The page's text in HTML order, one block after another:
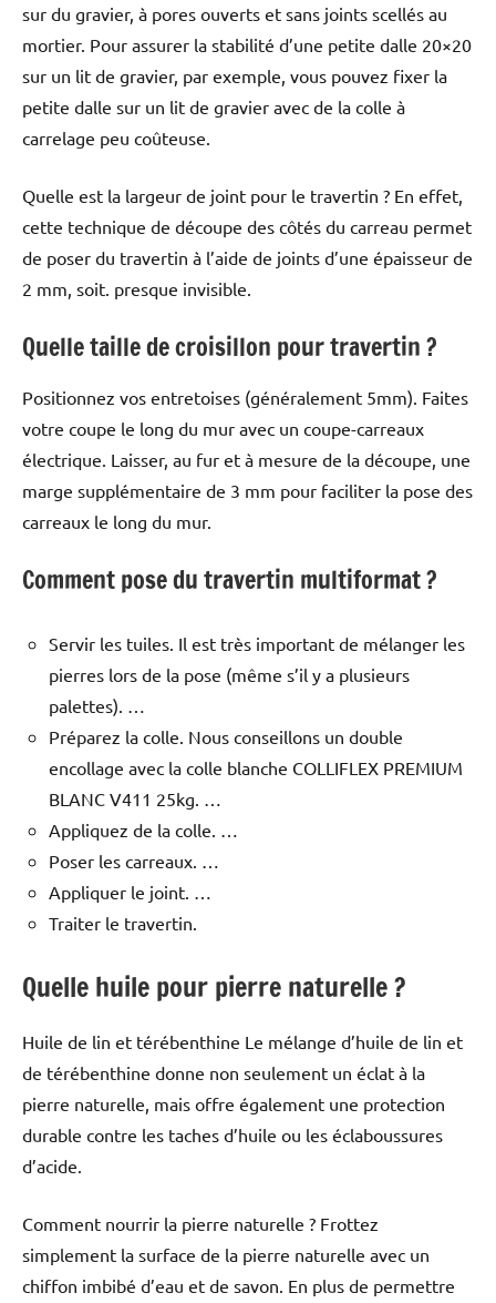
sur du gravier, à pores ouverts et sans joints scellés au
mortier. Pour assurer la stabilité d’une petite dalle 20×20
sur un lit de gravier, par exemple, vous pouvez fixer la
petite dalle sur un lit de gravier avec de la colle à
carrelage peu coûteuse.
Quelle est la largeur de joint pour le travertin ? En effet,
cette technique de découpe des côtés du carreau permet
de poser du travertin à l’aide de joints d’une épaisseur de
2 mm, soit. presque invisible.
Quelle taille de croisillon pour travertin ?
Positionnez vos entretoises (généralement 5mm). Faites
votre coupe le long du mur avec un coupe-carreaux
électrique. Laisser, au fur et à mesure de la découpe, une
marge supplémentaire de 3 mm pour faciliter la pose des
carreaux le long du mur.
Comment pose du travertin multiformat ?
Servir les tuiles. Il est très important de mélanger les
pierres lors de la pose (même s’il y a plusieurs
palettes). …
Préparez la colle. Nous conseillons un double
encollage avec la colle blanche COLLIFLEX PREMIUM
BLANC V411 25kg. …
Appliquez de la colle. …
Poser les carreaux. …
Appliquer le joint. …
Traiter le travertin.
Quelle huile pour pierre naturelle ?
Huile de lin et térébenthine Le mélange d’huile de lin et
de térébenthine donne non seulement un éclat à la
pierre naturelle, mais offre également une protection
durable contre les taches d’huile ou les éclaboussures
d’acide.
Comment nourrir la pierre naturelle ? Frottez
simplement la surface de la pierre naturelle avec un
chiffon imbibé d’eau et de savon. En plus de permettre